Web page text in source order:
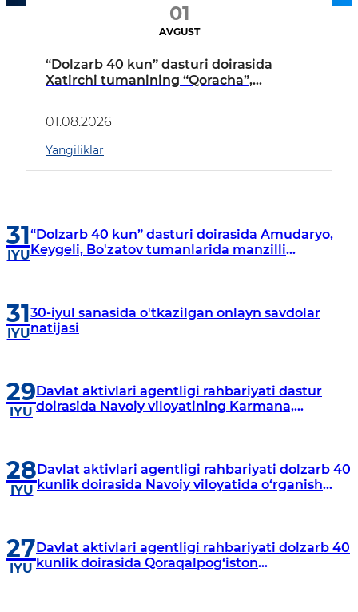
01
AVGUST
“Dolzarb 40 kun” dasturi doirasida
Xatirchi tumanining “Qoracha”,
borildi
01.08.2026
Yangiliklar
31
IYU
“Dolzarb 40 kun” dasturi doirasida Amudaryo,
Keygeli, Bo'zatov tumanlarida manzilli
31
IYU
30-iyul sanasida o'tkazilgan onlayn savdolar
natijasi
29
IYU
Davlat aktivlari agentligi rahbariyati dastur
doirasida Navoiy viloyatining Karmana,
28
IYU
Davlat aktivlari agentligi rahbariyati dolzarb 40
kunlik doirasida Navoiy viloyatida o‘rganish
27
IYU
Davlat aktivlari agentligi rahbariyati dolzarb 40
kunlik doirasida Qoraqalpog‘iston